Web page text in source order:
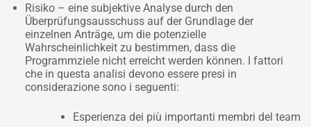
Risiko – eine subjektive Analyse durch den
Überprüfungsausschuss auf der Grundlage der
einzelnen Anträge, um die potenzielle
Wahrscheinlichkeit zu bestimmen, dass die
Programmziele nicht erreicht werden können. I fattori
che in questa analisi devono essere presi in
considerazione sono i seguenti:
Esperienza dei più importanti membri del team